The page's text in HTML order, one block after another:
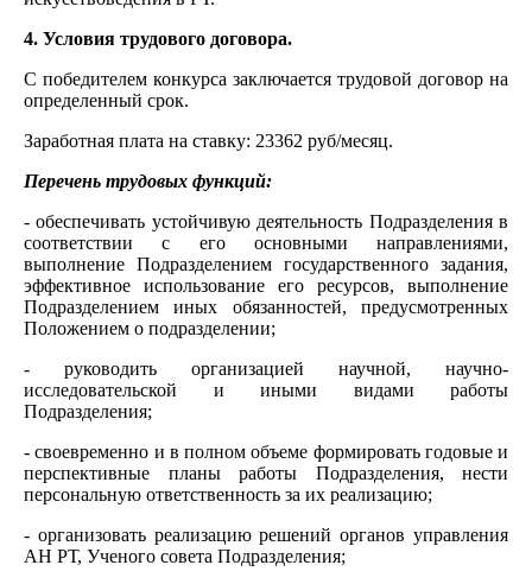
4. Условия трудового договора.
С победителем конкурса заключается трудовой договор на
определенный срок.
Заработная плата на ставку: 23362 руб/месяц.
Перечень трудовых функций:
- обеспечивать устойчивую деятельность Подразделения в
соответствии с его основными направлениями,
выполнение Подразделением государственного задания,
эффективное использование его ресурсов, выполнение
Подразделением иных обязанностей, предусмотренных
Положением о подразделении;
- руководить организацией научной, научно-
исследовательской и иными видами работы
Подразделения;
- своевременно и в полном объеме формировать годовые и
перспективные планы работы Подразделения, нести
персональную ответственность за их реализацию;
- организовать реализацию решений органов управления
АН РТ, Ученого совета Подразделения;